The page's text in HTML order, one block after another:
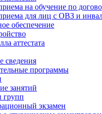
на обучение по
для лиц с ОВЗ и
обеспечение
аттестата
сведения
программы
занятий
групп
экзамен